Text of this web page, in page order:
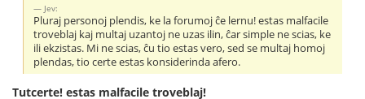
Jev:
Pluraj personoj plendis, ke la forumoj ĉe lernu! estas malfacile
troveblaj kaj multaj uzantoj ne uzas ilin, ĉar simple ne scias, ke
ili ekzistas. Mi ne scias, ĉu tio estas vero, sed se multaj homoj
plendas, tio certe estas konsiderinda afero.
Tutcerte! estas malfacile troveblaj!